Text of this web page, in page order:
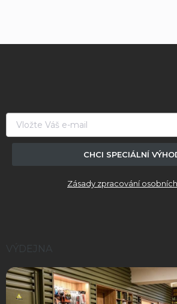
CHCI SPECIÁLNÍ
Zásady zpracování
VÝDEJNA